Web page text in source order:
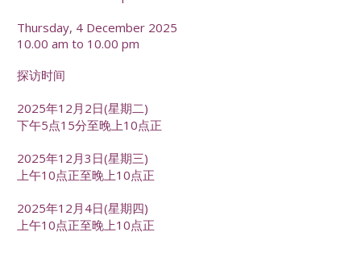
Thursday, 4 December 2025
10.00 am to 10.00 pm
探访时间
2025年12月2日(星期二)
下午5点15分至晚上10点正
2025年12月3日(星期三)
上午10点正至晚上10点正
2025年12月4日(星期四)
上午10点正至晚上10点正